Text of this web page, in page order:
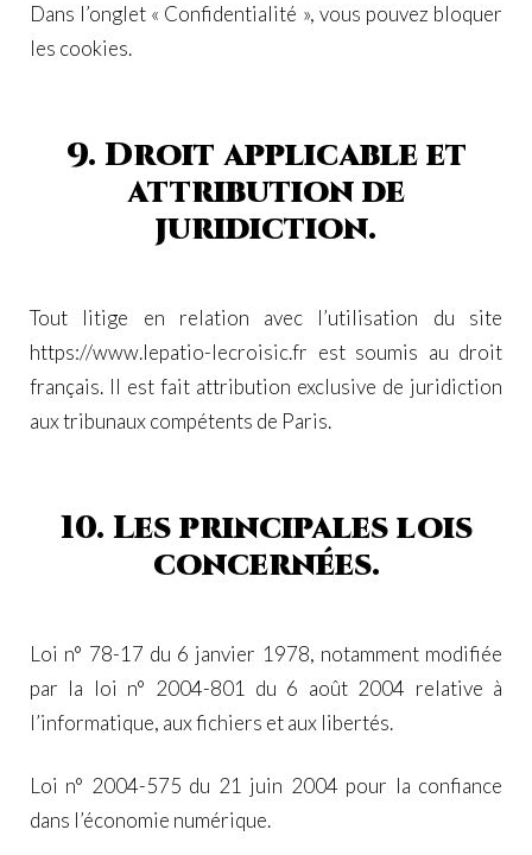
Dans l’onglet « Confidentialité », vous pouvez bloquer
les cookies.
9. Droit applicable et
attribution de
juridiction.
Tout litige en relation avec l’utilisation du site
https://www.lepatio-lecroisic.fr est soumis au droit
français. Il est fait attribution exclusive de juridiction
aux tribunaux compétents de Paris.
10. Les principales lois
concernées.
Loi n° 78-17 du 6 janvier 1978, notamment modifiée
par la loi n° 2004-801 du 6 août 2004 relative à
l’informatique, aux fichiers et aux libertés.
Loi n° 2004-575 du 21 juin 2004 pour la confiance
dans l’économie numérique.